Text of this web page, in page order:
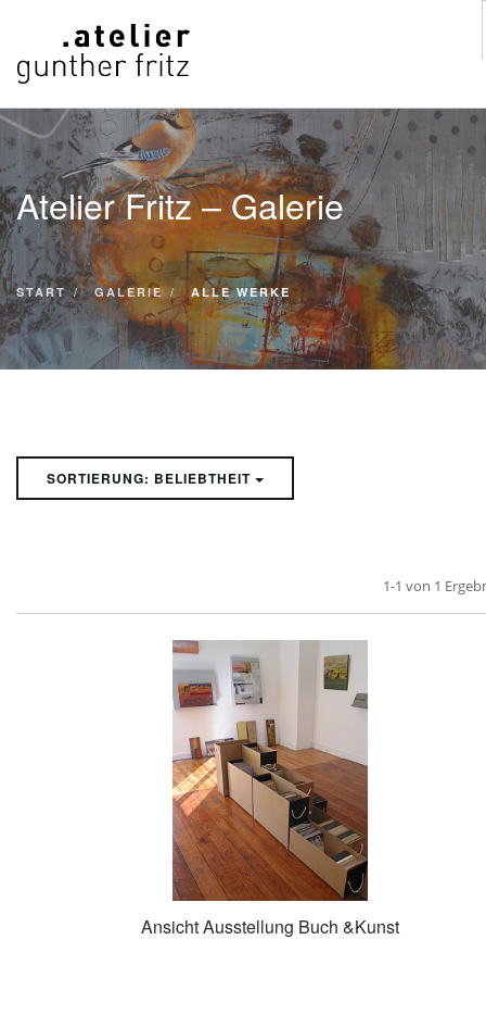
START
WERKE
VITA
KONTAKT
GALERIE
SUCHE
Atelier Fritz – Galerie
START GALERIE ALLE WERKE
SORTIERUNG: BELIEBTHEIT
1-1 von 1
Ansicht Ausstellung Buch &Kunst